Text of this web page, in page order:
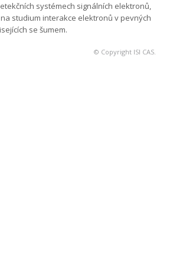
systémech signálních elektronů,
studium interakce elektronů v pevných
se šumem.
© Copyright ISI CAS.